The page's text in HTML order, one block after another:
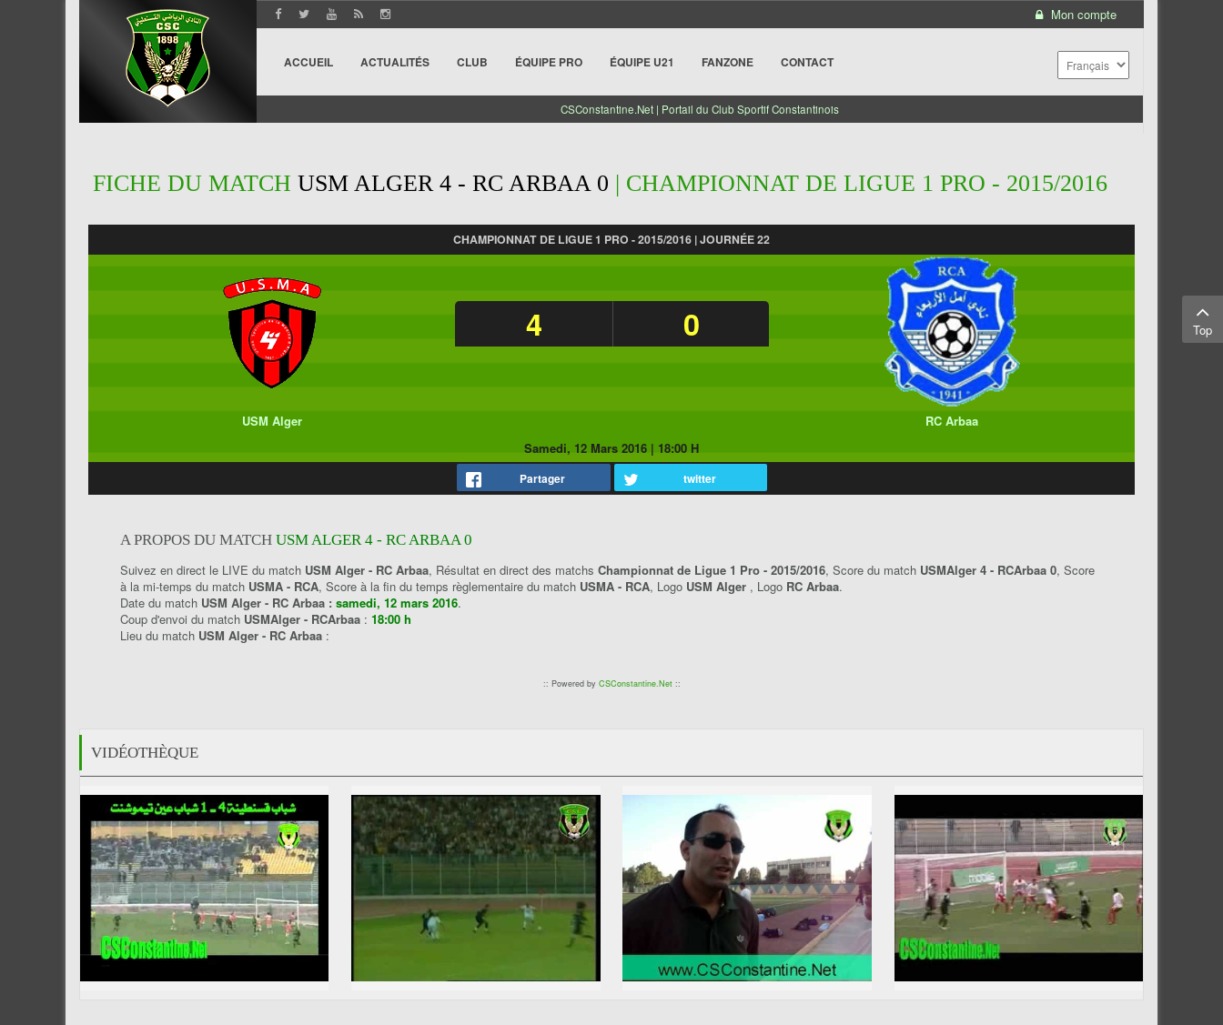
Mon compte
ACCUEIL ACTUALITÉS CLUB ÉQUIPE PRO ÉQUIPE U21 FANZONE CONTACT
CSConstantine.Net | Portail du Club Sportif Constantinois
FICHE DU MATCH USM ALGER 4 - RC ARBAA 0 | CHAMPIONNAT DE LIGUE 1 PRO - 2015/2016
CHAMPIONNAT DE LIGUE 1 PRO - 2015/2016 | JOURNÉE 22
4 0
USM Alger
RC Arbaa
Samedi, 12 Mars 2016 | 18:00 H
Partager twitter
A PROPOS DU MATCH USM ALGER 4 - RC ARBAA 0
Suivez en direct le LIVE du match USM Alger - RC Arbaa, Résultat en direct des matchs Championnat de Ligue 1 Pro - 2015/2016, Score du match USMAlger 4 - RCArbaa 0, Score
à la mi-temps du match USMA - RCA, Score à la fin du temps règlementaire du match USMA - RCA, Logo USM Alger , Logo RC Arbaa.
Date du match USM Alger - RC Arbaa : samedi, 12 mars 2016.
Coup d'envoi du match USMAlger - RCArbaa : 18:00 h
Lieu du match USM Alger - RC Arbaa :
:: Powered by CSConstantine.Net::
VIDÉOTHÈQUE
Top